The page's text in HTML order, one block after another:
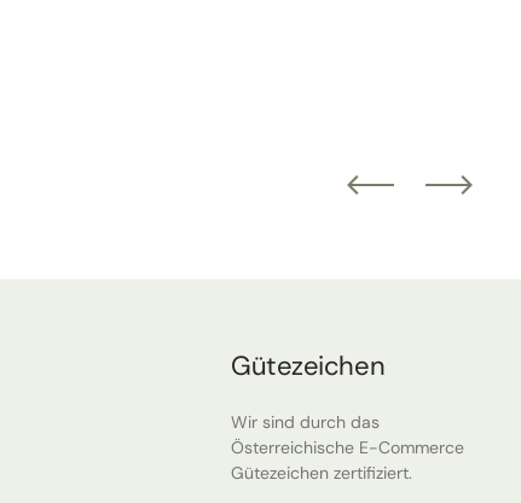
Gütezeichen
Wir sind durch das
Österreichische E-Commerce
Gütezeichen zertifiziert.